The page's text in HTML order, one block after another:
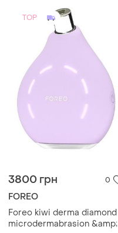
TOP
3800 грн 0
FOREO
Foreo kiwi derma diamond
microdermabrasion &amp;